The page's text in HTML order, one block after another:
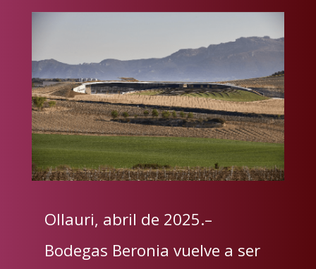
Ollauri, abril de 2025.–
Bodegas Beronia vuelve a ser